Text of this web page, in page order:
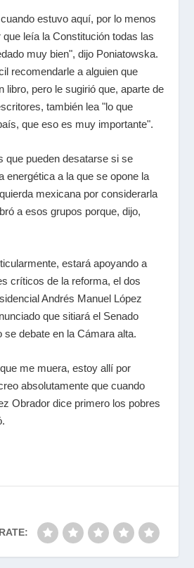
estuvo aquí, por lo menos
que leía la Constitución todas las
muy bien", dijo Poniatowska.
recomendarle a alguien que
libro, pero le sugirió que, aparte de
también lea "lo que
que eso es muy importante".
que pueden desatarse si se
energética a la que se opone la
mexicana por considerarla
a esos grupos porque, dijo,
estará apoyando a
críticos de la reforma, el dos
Andrés Manuel López
que sitiará el Senado
se debate en la Cámara alta.
me muera, estoy allí por
absolutamente que cuando
Obrador dice primero los pobres
RATE: